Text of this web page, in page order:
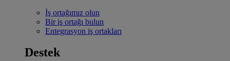
İş ortağımız olun
Bir iş ortağı bulun
Entegrasyon iş ortakları
Destek